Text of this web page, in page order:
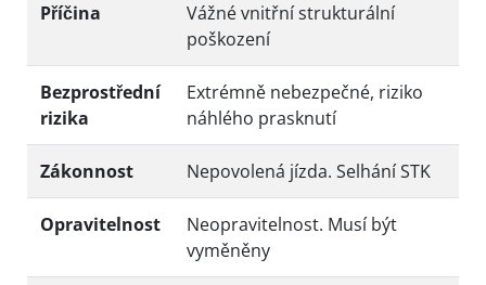
Příčina
Vážné vnitřní strukturální
poškození
Bezprostřední
rizika
Extrémně nebezpečné, riziko
náhlého prasknutí
Zákonnost Nepovolená jízda. Selhání STK
Opravitelnost
Neopravitelnost. Musí být
vyměněny